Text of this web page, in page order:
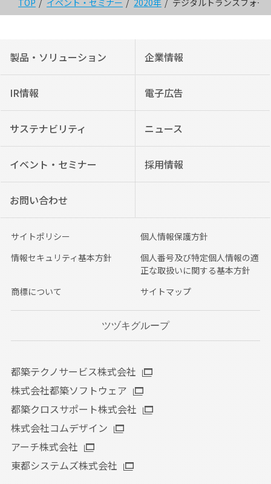
TOP イベント・セミナー 2020年 デジタルトランスフォー
製品・ソリューション 企業情報
IR情報 電子広告
サステナビリティ ニュース
イベント・セミナー 採用情報
お問い合わせ
サイトポリシー
個人情報保護方針
情報セキュリティ基本方針
個人番号及び特定個人情報の適
正な取扱いに関する基本方針
商標について
サイトマップ
ツヅキグループ
都築テクノサービス株式会社
株式会社都築ソフトウェア
都築クロスサポート株式会社
株式会社コムデザイン
アーチ株式会社
東都システムズ株式会社